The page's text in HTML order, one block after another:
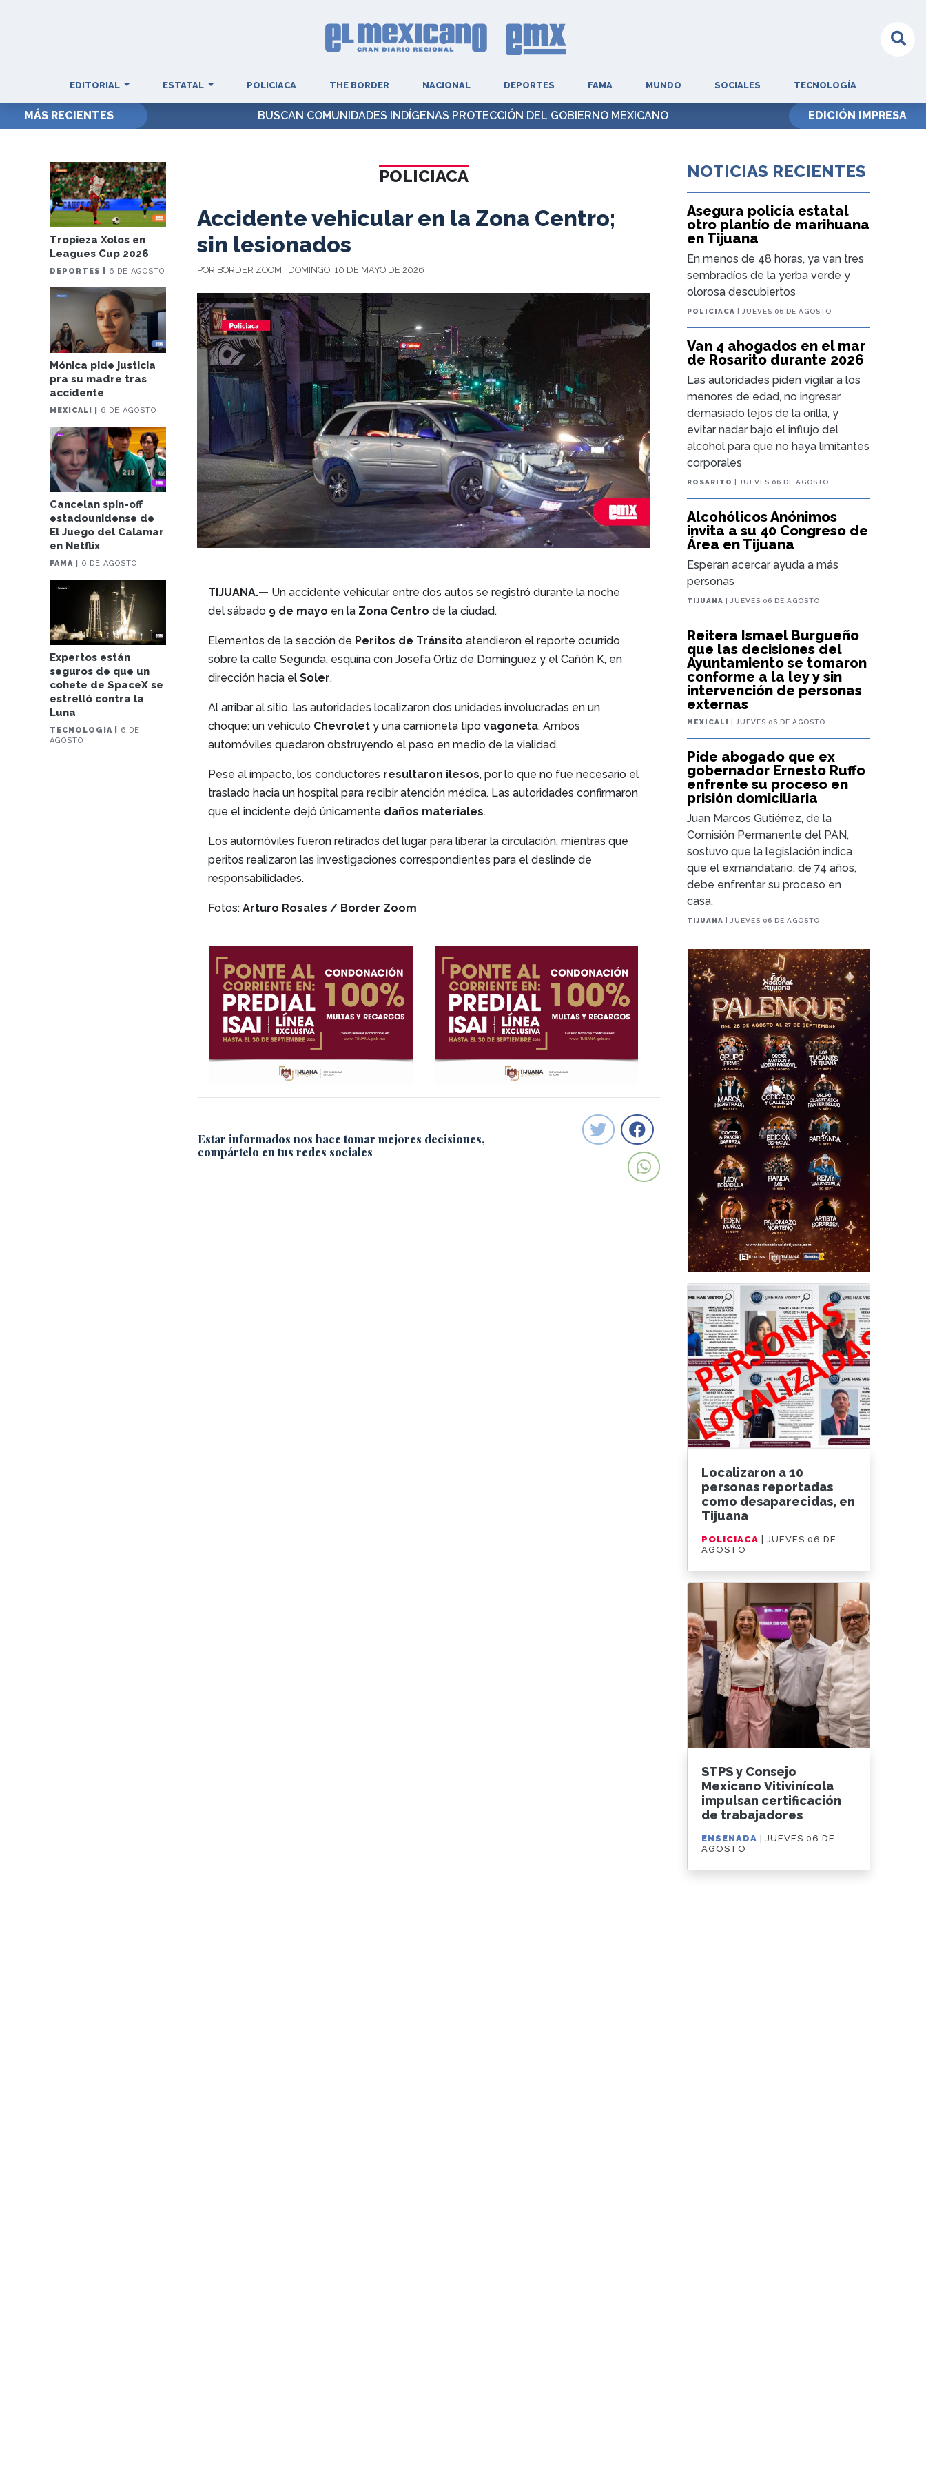
EDITORIAL ESTATAL POLICIACA THE BORDER NACIONAL DEPORTES FAMA MUNDO SOCIALES TECNOLOGÍA
MÁS RECIENTES BUSCAN COMUNIDADES INDÍGENAS PROTECCIÓN DEL GOBIERNO MEXICANO EDICIÓN IMPRESA
Tropieza Xolos en
Leagues Cup 2026
DEPORTES | 6 DE AGOSTO
Mónica pide justicia
pra su madre tras
accidente
MEXICALI | 6 DE AGOSTO
Cancelan spin-off
estadounidense de
El Juego del Calamar
en Netflix
FAMA | 6 DE AGOSTO
Expertos están
seguros de que un
cohete de SpaceX se
estrelló contra la
Luna
TECNOLOGÍA |
6 DE
AGOSTO
POLICIACA
Accidente vehicular en la Zona Centro;
sin lesionados
POR BORDER ZOOM | DOMINGO, 10 DE MAYO DE 2026
TIJUANA.— Un accidente vehicular entre dos autos se registró durante la noche
del sábado 9 de mayo en la Zona Centro de la ciudad.
Elementos de la sección de Peritos de Tránsito atendieron el reporte ocurrido
sobre la calle Segunda, esquina con Josefa Ortiz de Domínguez y el Cañón K, en
dirección hacia elSoler.
Al arribar al sitio, las autoridades localizaron dos unidades involucradas en un
choque: un vehículo Chevrolet y una camioneta tipovagoneta. Ambos
automóviles quedaron obstruyendo el paso en medio de la vialidad.
Pese al impacto, los conductores resultaron ilesos, por lo que no fue necesario el
traslado hacia un hospital para recibir atención médica. Las autoridades confirmaron
que el incidente dejó únicamente daños materiales.
Los automóviles fueron retirados del lugar para liberar la circulación, mientras que
peritos realizaron las investigaciones correspondientes para el deslinde de
responsabilidades.
Fotos:Arturo Rosales / Border Zoom
Estar informados nos hace tomar mejores decisiones,
compártelo en tus redes sociales
NOTICIAS RECIENTES
Asegura policía estatal
otro plantío de marihuana
en Tijuana
En menos de 48 horas, ya van tres
sembradíos de la yerba verde y
olorosa descubiertos
POLICIACA | JUEVES 06 DE AGOSTO
Van 4 ahogados en el mar
de Rosarito durante 2026
Las autoridades piden vigilar a los
menores de edad, no ingresar
demasiado lejos de la orilla, y
evitar nadar bajo el influjo del
alcohol para que no haya limitantes
corporales
ROSARITO | JUEVES 06 DE AGOSTO
Alcohólicos Anónimos
invita a su 40 Congreso de
Área en Tijuana
Esperan acercar ayuda a más
personas
TIJUANA | JUEVES 06 DE AGOSTO
Reitera Ismael Burgueño
que las decisiones del
Ayuntamiento se tomaron
conforme a la ley y sin
intervención de personas
externas
MEXICALI | JUEVES 06 DE AGOSTO
Pide abogado que ex
gobernador Ernesto Ruffo
enfrente su proceso en
prisión domiciliaria
Juan Marcos Gutiérrez, de la
Comisión Permanente del PAN,
sostuvo que la legislación indica
que el exmandatario, de 74 años,
debe enfrentar su proceso en
casa.
TIJUANA | JUEVES 06 DE AGOSTO
Localizaron a 10
personas reportadas
como desaparecidas, en
Tijuana
POLICIACA
| JUEVES 06 DE
AGOSTO
STPS y Consejo
Mexicano Vitivinícola
impulsan certificación
de trabajadores
ENSENADA
| JUEVES 06 DE
AGOSTO